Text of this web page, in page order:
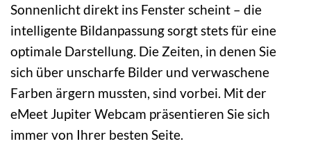
Sonnenlicht direkt ins Fenster scheint – die
intelligente Bildanpassung sorgt stets für eine
optimale Darstellung. Die Zeiten, in denen Sie
sich über unscharfe Bilder und verwaschene
Farben ärgern mussten, sind vorbei. Mit der
eMeet Jupiter Webcam präsentieren Sie sich
immer von Ihrer besten Seite.